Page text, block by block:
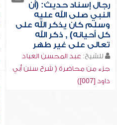
رجال إسناد حديث: (أن
النبي صلى الله عليه
وسلم كان يذكر الله على
كل أحيانه) , ذكر الله
تعالى على غير طهر
للشيخ: عبد المحسن العباد
جزء من محاضرة ( شرح سنن أبي
داود [007])